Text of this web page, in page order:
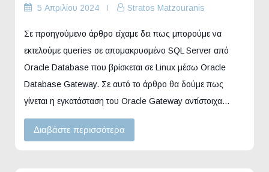
5 Απριλίου 2024 Stratos Matzouranis
Σε προηγούμενο άρθρο είχαμε δει πως μπορούμε να
εκτελούμε queries σε απομακρυσμένο SQL Server από
Oracle Database που βρίσκεται σε Linux μέσω Oracle
Database Gateway. Σε αυτό το άρθρο θα δούμε πως
γίνεται η εγκατάσταση του Oracle Gateway αντίστοιχα…
Διαβάστε περισσότερα